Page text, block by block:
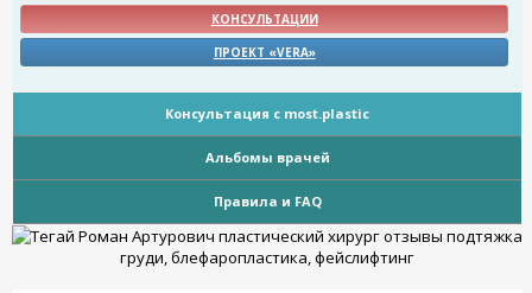
КОНСУЛЬТАЦИИ
ПРОЕКТ «VERA»
Консультация с most.plastic
Альбомы врачей
Правила и FAQ